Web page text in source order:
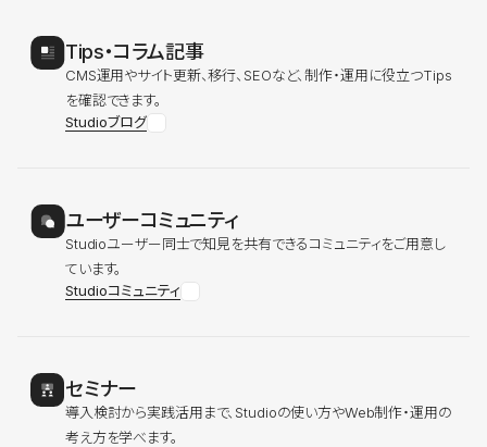
Tips・コラム記事
CMS運用やサイト更新、移行、SEOなど、制作・運用に役立つTips
を確認できます。
Studioブログ
ユーザーコミュニティ
Studioユーザー同士で知見を共有できるコミュニティをご用意し
ています。
Studioコミュニティ
セミナー
導入検討から実践活用まで、Studioの使い方やWeb制作・運用の
考え方を学べます。